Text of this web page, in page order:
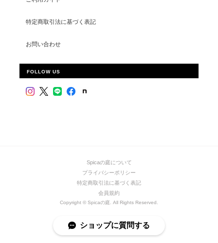
特定商取引法に基づく表記
お問い合わせ
FOLLOW US
Spicaの庭について
プライバシーポリシー
特定商取引法に基づく表記
会員規約
Copyright © Spicaの庭. All Rights Reserved.
ショップに質問する